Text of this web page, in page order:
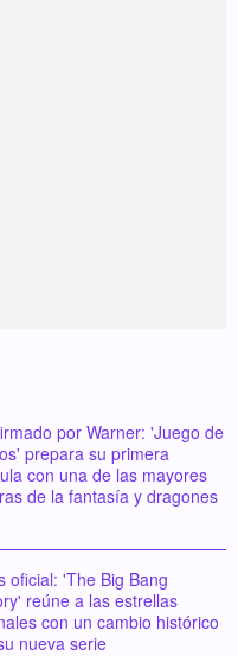
por Warner: 'Juego de
prepara su primera
con una de las mayores
de la fantasía y dragones
oficial: 'The Big Bang
reúne a las estrellas
con un cambio histórico
nueva serie